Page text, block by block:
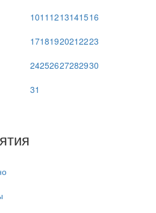
1011 1213141516
17181920212223
24252627282930
31